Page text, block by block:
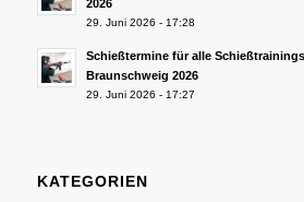
2026
29. Juni 2026 - 17:28
Schießtermine für alle
Braunschweig 2026
29. Juni 2026 - 17:27
KATEGORIEN